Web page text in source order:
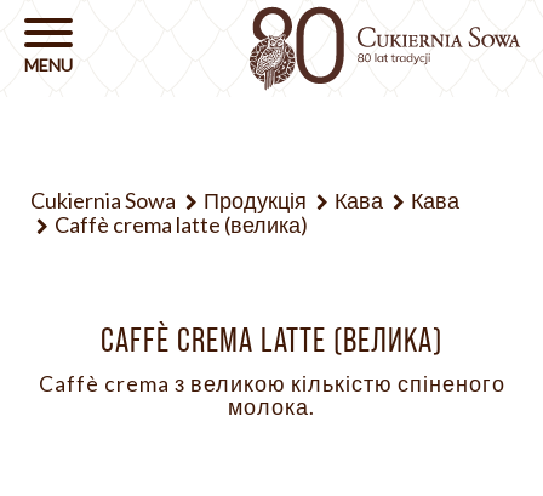
Cukiernia Sowa Продукція Кава
Кава
Caffè crema latte (велика)
CAFFÈ CREMA LATTE (ВЕЛИКА)
Caffè crema з великою кількістю спіненого
молока.